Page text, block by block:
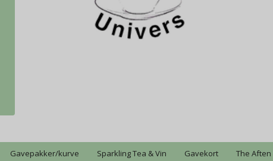
Gavepakker/kurve Sparkling Tea & Vin Gavekort The Aften